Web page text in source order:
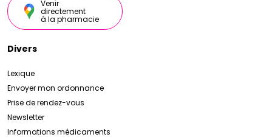
Venir
directement
à la pharmacie
Divers
Lexique
Envoyer mon ordonnance
Prise de rendez-vous
Newsletter
Informations médicaments